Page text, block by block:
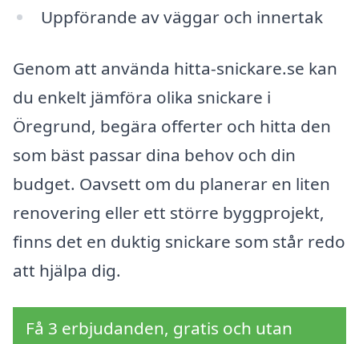
Uppförande av väggar och innertak
Genom att använda hitta-snickare.se kan
du enkelt jämföra olika snickare i
Öregrund, begära offerter och hitta den
som bäst passar dina behov och din
budget. Oavsett om du planerar en liten
renovering eller ett större byggprojekt,
finns det en duktig snickare som står redo
att hjälpa dig.
Få 3 erbjudanden, gratis och utan